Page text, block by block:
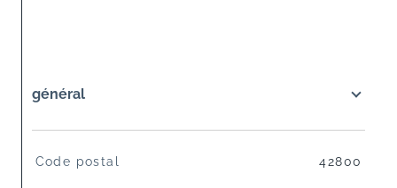
général
TRAD_SIROCCO_Caracteristique
Code postal 42800